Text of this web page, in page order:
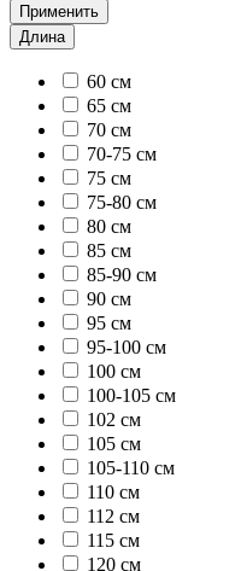
Применить
Длина
60 см
65 см
70 см
70-75 см
75 см
75-80 см
80 см
85 см
85-90 см
90 см
95 см
95-100 см
100 см
100-105 см
102 см
105 см
105-110 см
110 см
112 см
115 см
120 см